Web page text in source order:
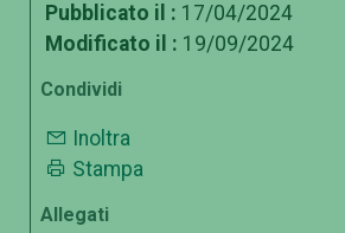
Pubblicato il : 17/04/2024
Modificato il : 19/09/2024
Condividi
Inoltra
Stampa
Allegati